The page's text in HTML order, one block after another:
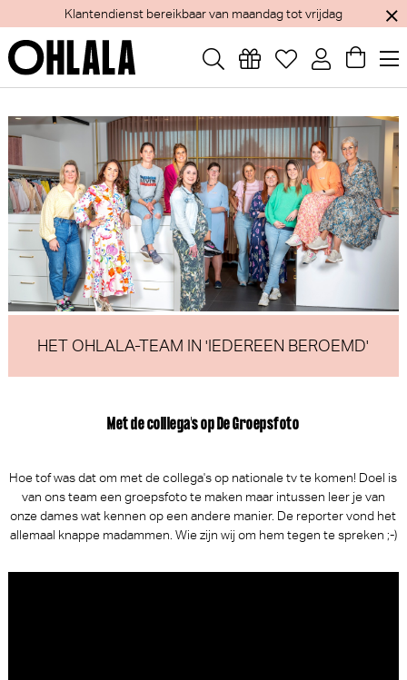
Jaarlijks verlof van 1 tem 15 augustus - Webshop blijft open
HET OHLALA-TEAM IN 'IEDEREEN BEROEMD'
Met de colllega's op De Groepsfoto
Hoe tof was dat om met de collega's op nationale tv te komen! Doel is
van ons team een groepsfoto te maken maar intussen leer je van
onze dames wat kennen op een andere manier. De reporter vond het
allemaal knappe madammen. Wie zijn wij om hem tegen te spreken ;-)